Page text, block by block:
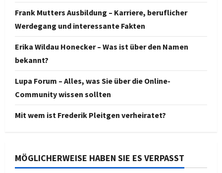
Frank Mutters Ausbildung – Karriere, beruflicher
Werdegang und interessante Fakten
Erika Wildau Honecker – Was ist über den Namen
bekannt?
Lupa Forum – Alles, was Sie über die Online-
Community wissen sollten
Mit wem ist Frederik Pleitgen verheiratet?
MÖGLICHERWEISE HABEN SIE ES VERPASST